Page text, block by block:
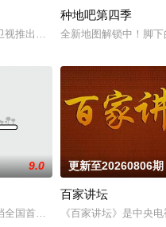
视推出的情感心理节目，节目现
种地吧第四季
全新地图解锁中！脚下
9.0
全国首创的调解类谈话节目，由
更新至20260806期
百家讲坛
《百家讲坛》是中央